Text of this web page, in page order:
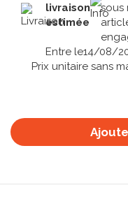
livraison
estimée
sous
Entre le14/08/
Prix unitaire sans